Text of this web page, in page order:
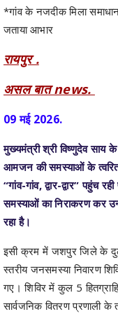
रायपुर .
आमजन की समस्याओं के त्वरित
“गांव-गांव, द्वार-द्वार” पहुंच
समस्याओं का निराकरण कर
रहा है।
इसी क्रम में जशपुर जिले के
स्तरीय जनसमस्या निवारण
गए। शिविर में कुल 5
सार्वजनिक वितरण प्रणाली के
लाभान्वित हितग्राहियों में
लीलावती गोंड तथा सेली खेस